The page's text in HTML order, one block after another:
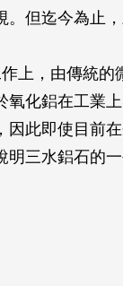
但迄今為止
上，由傳統的
化鋁在工業
此即使目前
三水鋁石的